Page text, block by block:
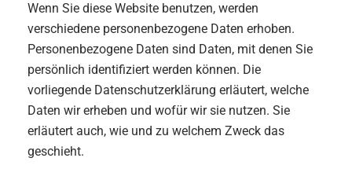
Wenn Sie diese Website benutzen, werden
verschiedene personenbezogene Daten erhoben.
Personenbezogene Daten sind Daten, mit denen Sie
persönlich identifiziert werden können. Die
vorliegende Datenschutzerklärung erläutert, welche
Daten wir erheben und wofür wir sie nutzen. Sie
erläutert auch, wie und zu welchem Zweck das
geschieht.